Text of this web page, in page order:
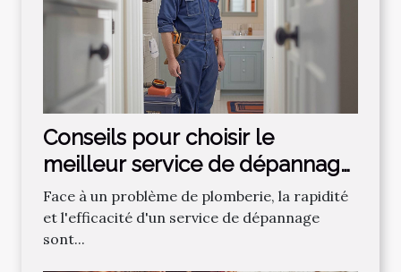
Conseils pour choisir le
meilleur service de dépannage
plomberie
Face à un problème de plomberie, la rapidité
et l'efficacité d'un service de dépannage
sont...